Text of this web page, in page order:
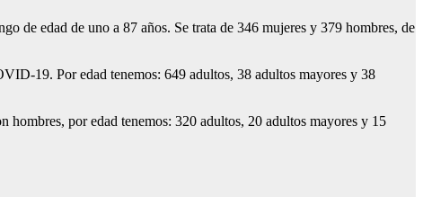
de edad de uno a 87 años. Se trata de 346 mujeres y 379 hombres, de
19. Por edad tenemos: 649 adultos, 38 adultos mayores y 38
hombres, por edad tenemos: 320 adultos, 20 adultos mayores y 15